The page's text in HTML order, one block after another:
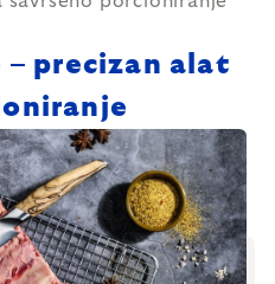
precizan alat